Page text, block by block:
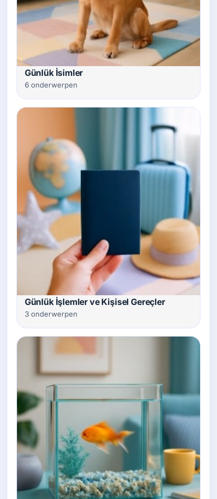
Günlük İsimler
6 onderwerpen
Günlük İşlemler ve Kişisel Gereçler
3 onderwerpen